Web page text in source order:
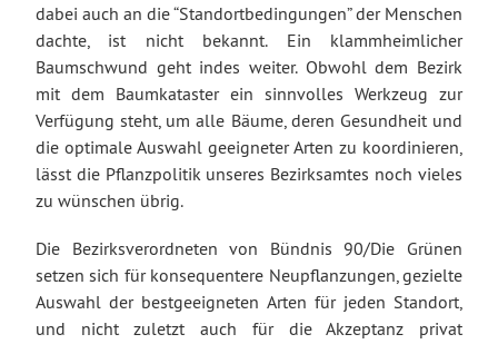
dabei auch an die “Standortbedingungen” der Menschen
dachte, ist nicht bekannt. Ein klammheimlicher
Baumschwund geht indes weiter. Obwohl dem Bezirk
mit dem Baumkataster ein sinnvolles Werkzeug zur
Verfügung steht, um alle Bäume, deren Gesundheit und
die optimale Auswahl geeigneter Arten zu koordinieren,
lässt die Pflanzpolitik unseres Bezirksamtes noch vieles
zu wünschen übrig.
Die Bezirksverordneten von Bündnis 90/Die Grünen
setzen sich für konsequentere Neupflanzungen, gezielte
Auswahl der bestgeeigneten Arten für jeden Standort,
und nicht zuletzt auch für die Akzeptanz privat